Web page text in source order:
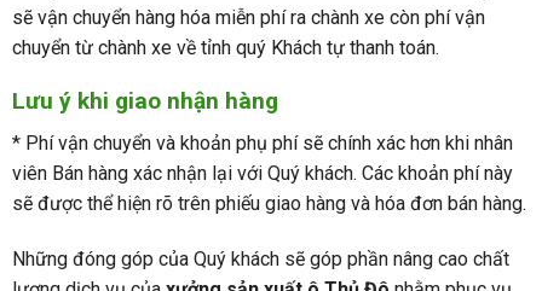
sẽ vận chuyển hàng hóa miễn phí ra chành xe còn phí vận
chuyển từ chành xe về tỉnh quý Khách tự thanh toán.
Lưu ý khi giao nhận hàng
* Phí vận chuyển và khoản phụ phí sẽ chính xác hơn khi nhân
viên Bán hàng xác nhận lại với Quý khách. Các khoản phí này
sẽ được thể hiện rõ trên phiếu giao hàng và hóa đơn bán hàng.
Những đóng góp của Quý khách sẽ góp phần nâng cao chất